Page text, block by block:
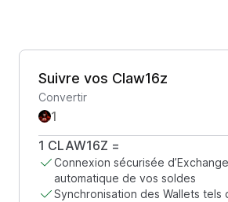
Suivre vos Claw16z
Convertir
1 CLAW16Z =
Connexion sécurisée
automatique de vos soldes
Synchronisation des Wallets tels